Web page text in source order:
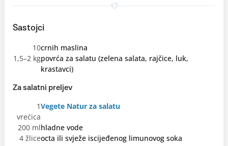
Sastojci
10crnih maslina
1,5–2 kgpovrća za salatu (zelena salata, rajčice, luk,
krastavci)
Za salatni preljev
1
vrećica
Vegete Natur za salatu
200 mlhladne vode
4 žliceocta ili svježe iscijeđenog limunovog soka